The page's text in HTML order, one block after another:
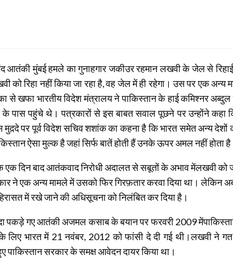
आतंकी मुंबई हमले का गुनाहगार जकीउर रहमान लखवी के जेल से
रिहा नहीं किया जा रहा है, वह जेल में ही रहेगा। उस पर एक अन्य
खफा भारतीय विदेश मंत्रालय ने पाकिस्तान के हाई कमिश्नर
पास पहुंचे थे। पत्रकारों से इस बाबत सवाल पूछने पर उन्होंने कहा
मुद़दे पर पूर्व विदेश सचिव शशांक का कहना है कि भारत समेत अन्य देशों
ऐसा मुल्क है जहां सिर्फ बातें होती हैं उनके ऊपर अमल नहीं होता
एक दिन बाद आतंकवाद निरोधी अदालत से सबूतों के अभाव मेंलखवी को
ने एक अन्य मामले में उसको फिर गिरफ़तार करवा दिया था। लेकिन अब
में रखे जाने की अधिसूचना को निलंबित कर दिया है।
पकड़े गए आतंकी अजमल कसाब के बयान पर फरवरी 2009
भारत में 21 नवंबर, 2012 को फांसी दे दी गई थी।लखवी ने
पाकिस्तान सरकार के समक्ष आवेदन दायर किया था।